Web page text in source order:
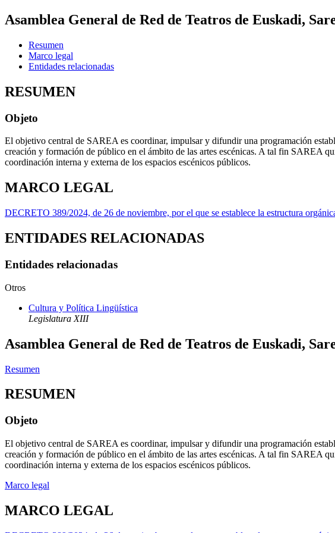
Asamblea General de Red de Teatros de Euskadi,
Resumen
Marco legal
Entidades relacionadas
RESUMEN
Objeto
El objetivo central de SAREA es coordinar, impulsar y difundir una programación
creación y formación de público en el ámbito de las artes escénicas. A tal fin SAREA
coordinación interna y externa de los espacios escénicos públicos.
MARCO LEGAL
DECRETO 389/2024, de 26 de noviembre, por el que se establece la estructura
ENTIDADES RELACIONADAS
Entidades relacionadas
Otros
Cultura y Política Lingüística
Legislatura XIII
Asamblea General de Red de Teatros de Euskadi,
Resumen
RESUMEN
Objeto
El objetivo central de SAREA es coordinar, impulsar y difundir una programación
creación y formación de público en el ámbito de las artes escénicas. A tal fin SAREA
coordinación interna y externa de los espacios escénicos públicos.
Marco legal
MARCO LEGAL